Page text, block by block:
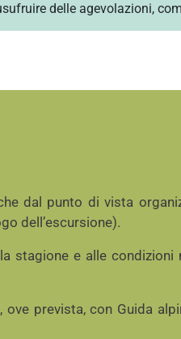
delle agevolazioni,
dal punto di vista
dell’escursione).
stagione e alle condizioni
prevista, con Guida